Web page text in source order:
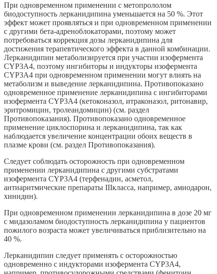
При одновременном применении с метопрололом
биодоступность лерканидипина уменьшается на 50 %. Этот
эффект может проявляться и при одновременном применении
с другими бета-адреноблокаторами, поэтому может
потребоваться коррекция дозы лерканидипина для
достижения терапевтического эффекта в данной комбинации.
Лерканидипин метаболизируется при участии изофермента
CYP3A4, поэтому ингибиторы и индукторы изофермента
CYP3A4 при одновременном применении могут влиять на
метаболизм и выведение лерканидипина. Противопоказано
одновременное применение лерканидипина с ингибиторами
изофермента CYP3A4 (кетоконазол, итраконазол, ритонавир,
эритромицин, тролеандомицин) (см. раздел
Противопоказания). Противопоказано одновременное
применение циклоспорина и лерканидипина, так как
наблюдается увеличение концентрации обоих веществ в
плазме крови (см. раздел Противопоказания).
Следует соблюдать осторожность при одновременном
применении лерканидипина с другими субстратами
изофермента CYP3A4 (терфенадин, асметол,
антиаритмические препараты IIIкласса, например, амиодарон,
хинидин).
При одновременном применении лерканидипина в дозе 20 мг
с мидазоламом биодоступность лерканидипина у пациентов
пожилого возраста может увеличиваться приблизительно на
40 %.
Лерканидипин следует применять с осторожностью
одновременно с индукторами изофермента CYP3A4,